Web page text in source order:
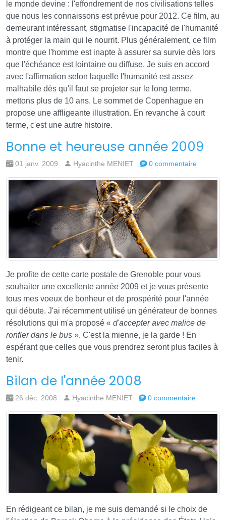
le monde devine : l'effondrement de nos civilisations telles
que nous les connaissons est prévue pour 2012. Ce film, au
demeurant intéressant, stigmatise l'incapacité de l'humanité
à protéger la main qui le nourrit. Plus généralement, ce film
montre que l'homme est inapte à assurer sa survie dès lors
que l'échéance est lointaine ou diffuse. Je suis en accord
avec l'affirmation selon laquelle l'humanité est assez
malhabile dès qu'il faut se projeter sur le long terme,
mettons plus de 10 ans. Le sommet de Copenhague en
propose une affligeante illustration. En revanche à court
terme, c'est une autre histoire.
Bonne et heureuse année 2009
01 janv. 2009 Hyacinthe MENIET 0 commentaire
Je profite de cette carte postale de Grenoble pour vous
souhaiter une excellente année 2009 et je vous présente
tous mes voeux de bonheur et de prospérité pour l'année
qui débute. J'ai récemment utilisé un générateur de bonnes
résolutions qui m'a proposé « d'accepter avec malice de
ronfler dans le bus ». C'est la mienne, je la garde ! En
espérant que celles que vous prendrez seront plus faciles à
tenir.
Bilan de l'année 2008
26 déc. 2008 Hyacinthe MENIET 0 commentaire
En rédigeant ce bilan, je me suis demandé si le choix de